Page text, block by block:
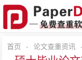
首页 - 论文查重资讯 -